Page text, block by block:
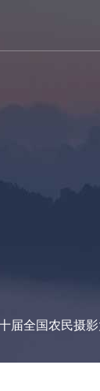
届全国农民摄